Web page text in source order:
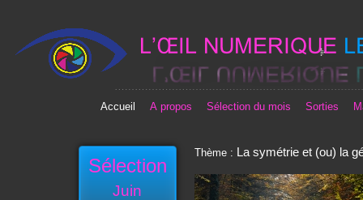
Accueil A propos Sélection du mois Sorties
Sélection
Juin
Thème : La symétrie et (ou) la